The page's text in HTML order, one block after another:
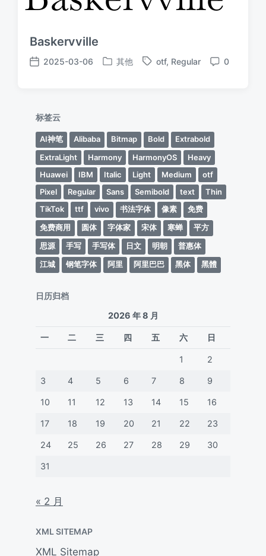
Baskervville
发
2025-03-06
发
其他
标
otf, Regular
评
0
标签云
AI神笔 Alibaba Bitmap Bold
Extrabold
ExtraLight
Harmony HarmonyOS
Heavy
Huawei
IBM Italic Light Medium
otf
Pixel
Regular Sans Semibold text
Thin
TikTok
ttf vivo 书法字体 像素
免费
免费商用
圆体 字体家 宋体 寒蝉
平方
思源
手写 手写体 日文 明朝
普惠体
江城
钢笔字体 阿里 阿里巴巴 黑体 黑體
日历归档
2026 年 8 月
一 二 三 四 五 六 日
1 2
3 4 5 6 7 8 9
10 11 12 13 14 15 16
17 18 19 20 21 22 23
24 25 26 27 28 29 30
31
« 2 月
XML SITEMAP
XML Sitemap